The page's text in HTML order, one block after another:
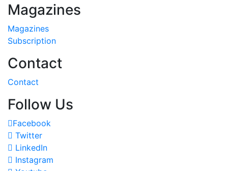
Magazines
Magazines
Subscription
Contact
Contact
Follow Us
Facebook
Twitter
LinkedIn
Instagram